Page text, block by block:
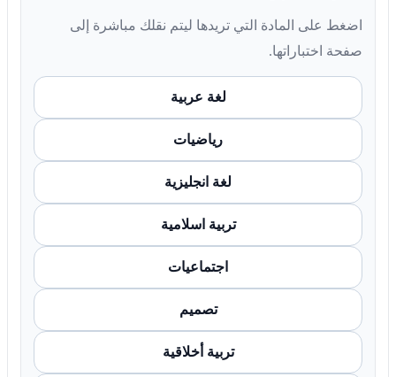
اضغط على المادة التي تريدها ليتم نقلك مباشرة إلى
صفحة اختباراتها.
لغة عربية
رياضيات
لغة انجليزية
تربية اسلامية
اجتماعيات
تصميم
تربية أخلاقية